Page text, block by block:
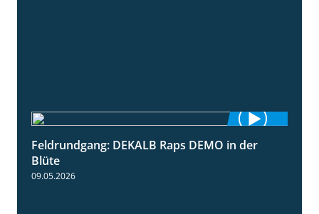
2:37
Feldrundgang: DEKALB Raps DEMO in der
Blüte
09.05.2026